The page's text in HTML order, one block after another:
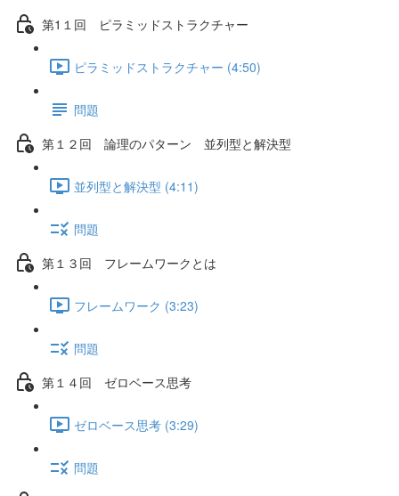
第1１回 ピラミッドストラクチャー
ピラミッドストラクチャー (4:50)
問題
第１２回 論理のパターン 並列型と解決型
並列型と解決型 (4:11)
問題
第１３回 フレームワークとは
フレームワーク (3:23)
問題
第１４回 ゼロベース思考
ゼロベース思考 (3:29)
問題